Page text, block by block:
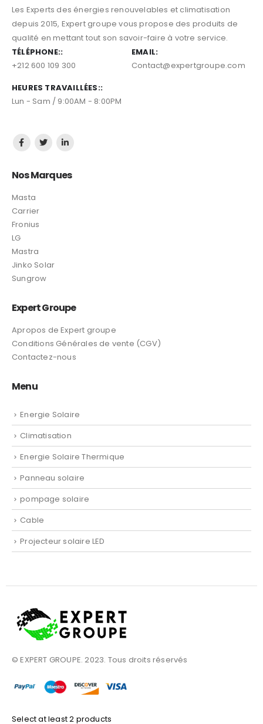
Les Experts des énergies renouvelables et climatisation
depuis 2015, Expert groupe vous propose des produits de
qualité en mettant tout son savoir-faire à votre service.
TÉLÉPHONE::
+212 600 109 300
EMAIL:
Contact@expertgroupe.com
HEURES TRAVAILLÉES::
Lun - Sam / 9:00AM - 8:00PM
Nos Marques
Masta
Carrier
Fronius
LG
Mastra
Jinko Solar
Sungrow
Expert Groupe
Apropos de Expert groupe
Conditions Générales de vente (CGV)
Contactez-nous
Menu
Energie Solaire
Climatisation
Energie Solaire Thermique
Panneau solaire
pompage solaire
Cable
Projecteur solaire LED
© EXPERT GROUPE. 2023. Tous droits réservés
Select at least 2 products